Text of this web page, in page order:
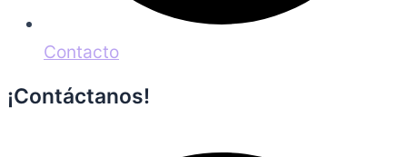
Contacto
¡Contáctanos!